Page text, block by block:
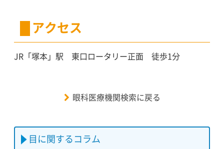
アクセス
JR「塚本」駅 東口ロータリー正面 徒歩1分
眼科医療機関検索に戻る
目に関するコラム